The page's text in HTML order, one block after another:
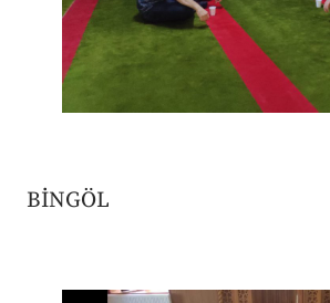
BİNGÖL